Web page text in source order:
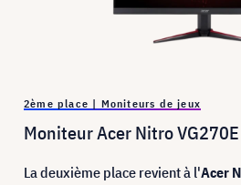
2ème place | Moniteurs de jeux
Moniteur Acer Nitro VG270E
La deuxième place revient à l'Acer